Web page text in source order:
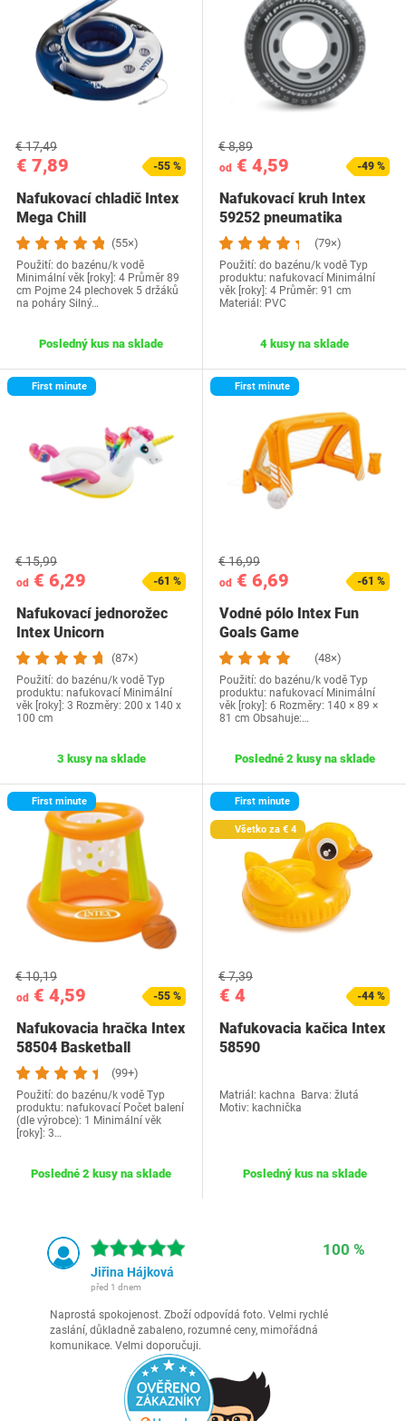
€ 7,89
€ 17,49
-55 %
Nafukovací chladič Intex
Mega Chill
(55×)
Použití: do bazénu/k vodě
Minimální věk [roky]: 4 Průměr 89
cm Pojme 24 plechovek 5 držáků
na poháry Silný…
Posledný kus na sklade
od € 4,59
€ 8,89
-49 %
Nafukovací kruh Intex
59252 pneumatika
(79×)
Použití: do bazénu/k vodě Typ
produktu: nafukovací Minimální
věk [roky]: 4 Průměr: 91 cm
Materiál: PVC
4 kusy na sklade
First minute
od € 6,29
€ 15,99
-61 %
Nafukovací jednorožec
Intex Unicorn
(87×)
Použití: do bazénu/k vodě Typ
produktu: nafukovací Minimální
věk [roky]: 3 Rozměry: 200 x 140 x
100 cm
3 kusy na sklade
First minute
od € 6,69
€ 16,99
-61 %
Vodné pólo Intex Fun
Goals Game
(48×)
Použití: do bazénu/k vodě Typ
produktu: nafukovací Minimální
věk [roky]: 6 Rozměry: 140 × 89 ×
81 cm Obsahuje:…
Posledné 2 kusy na sklade
First minute
od € 4,59
€ 10,19
-55 %
Nafukovacia hračka Intex
58504 Basketball
(99+)
Použití: do bazénu/k vodě Typ
produktu: nafukovací Počet balení
(dle výrobce): 1 Minimální věk
[roky]: 3…
Posledné 2 kusy na sklade
First minute
Všetko za € 4
€ 4
€ 7,39
-44 %
Nafukovacia kačica Intex
58590
Matriál: kachna Barva: žlutá
Motiv: kachnička
Posledný kus na sklade
100 %
Jiřina Hájková
před 1 dnem
Naprostá spokojenost. Zboží odpovídá foto. Velmi rychlé
zaslání, důkladně zabaleno, rozumné ceny, mimořádná
komunikace. Velmi doporučuji.